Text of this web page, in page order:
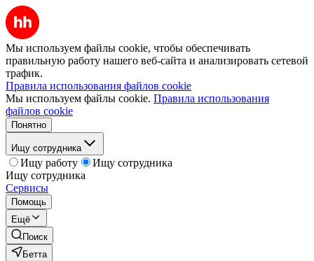
Мы используем файлы cookie, чтобы обеспечивать
правильную работу нашего веб-сайта и анализировать сетевой
трафик.
Правила использования файлов cookie
Мы используем файлы cookie. Правила использования
файлов cookie
Понятно
Ищу сотрудника
Ищу работу
Ищу сотрудника
Ищу сотрудника
Сервисы
Помощь
Ещё
Поиск
Бетта